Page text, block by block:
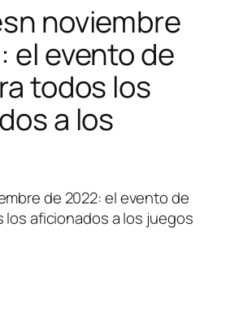
noviembre
el evento de
todos los
a los
de 2022: el evento de
aficionados a los juegos